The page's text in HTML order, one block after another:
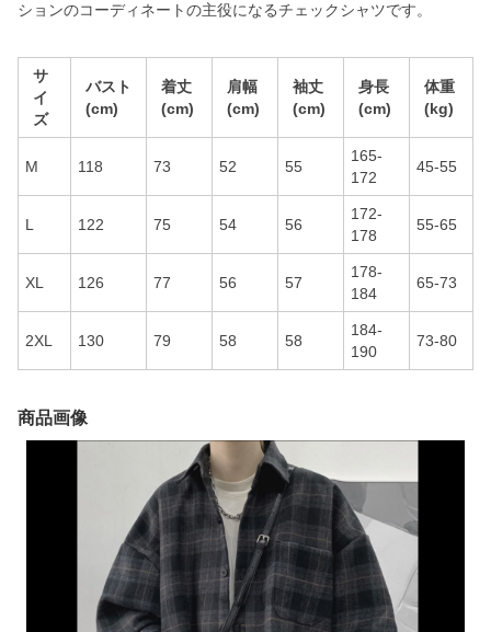
ションのコーディネートの主役になるチェックシャツです。
サ
イ
ズ
バスト
(cm)
着丈
(cm)
肩幅
(cm)
袖丈
(cm)
身長
(cm)
体重
(kg)
M 118 73 52 55
165-
172
45-55
L 122 75 54 56
172-
178
55-65
XL 126 77 56 57
178-
184
65-73
2XL 130 79 58 58
184-
190
73-80
商品画像